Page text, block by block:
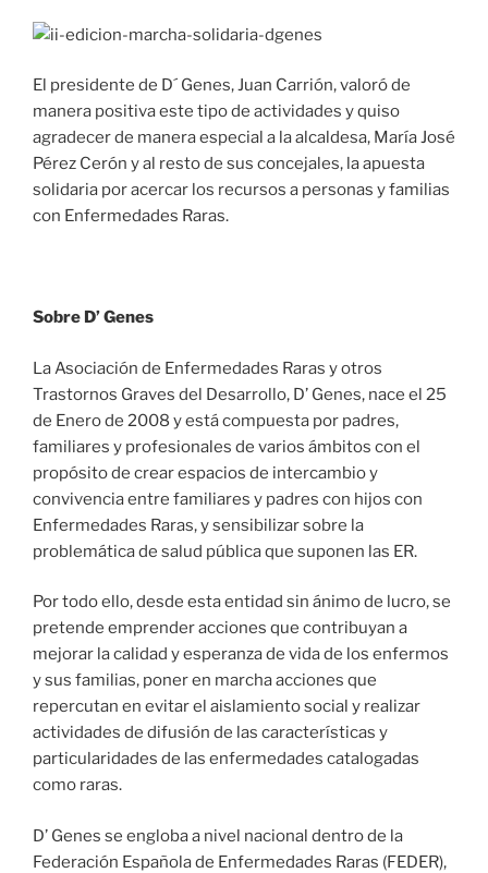
El presidente de D´ Genes, Juan Carrión, valoró de
manera positiva este tipo de actividades y quiso
agradecer de manera especial a la alcaldesa, María José
Pérez Cerón y al resto de sus concejales, la apuesta
solidaria por acercar los recursos a personas y familias
con Enfermedades Raras.
Sobre D’ Genes
La Asociación de Enfermedades Raras y otros
Trastornos Graves del Desarrollo, D’ Genes, nace el 25
de Enero de 2008 y está compuesta por padres,
familiares y profesionales de varios ámbitos con el
propósito de crear espacios de intercambio y
convivencia entre familiares y padres con hijos con
Enfermedades Raras, y sensibilizar sobre la
problemática de salud pública que suponen las ER.
Por todo ello, desde esta entidad sin ánimo de lucro, se
pretende emprender acciones que contribuyan a
mejorar la calidad y esperanza de vida de los enfermos
y sus familias, poner en marcha acciones que
repercutan en evitar el aislamiento social y realizar
actividades de difusión de las características y
particularidades de las enfermedades catalogadas
como raras.
D’ Genes se engloba a nivel nacional dentro de la
Federación Española de Enfermedades Raras (FEDER),